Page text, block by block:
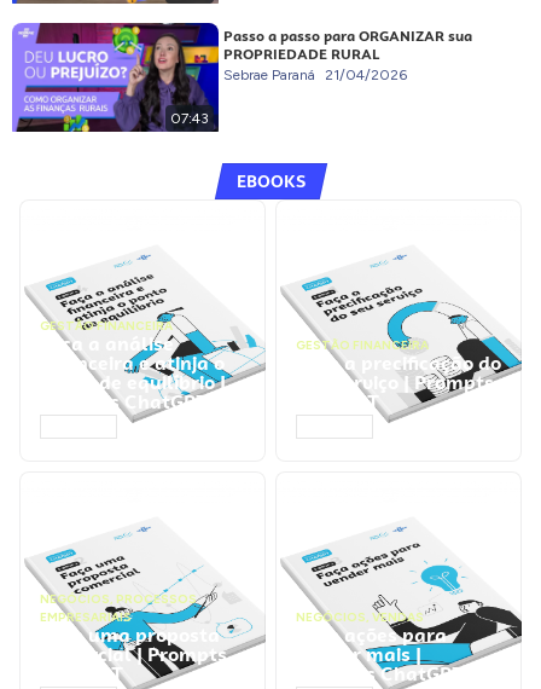
07:43
Passo a passo para ORGANIZAR sua
PROPRIEDADE RURAL
Sebrae Paraná 21/04/2026
EBOOKS
GESTÃO FINANCEIRA
Faça a análise
financeira e atinja o
ponto de equilíbrio |
Prompts ChatGPT
GESTÃO FINANCEIRA
Faça a precificação do
seu serviço | Prompts
ChatGPT
NEGÓCIOS, PROCESSOS
EMPRESARIAIS
Faça uma proposta
comercial | Prompts
ChatGPT
NEGÓCIOS, VENDAS
Faça ações para
vender mais |
Prompts ChatGPT